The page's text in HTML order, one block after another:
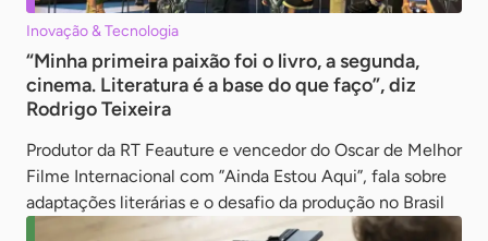
Inovação & Tecnologia
“Minha primeira paixão foi o livro, a segunda,
cinema. Literatura é a base do que faço”, diz
Rodrigo Teixeira
Produtor da RT Feauture e vencedor do Oscar de Melhor
Filme Internacional com ”Ainda Estou Aqui”, fala sobre
adaptações literárias e o desafio da produção no Brasil